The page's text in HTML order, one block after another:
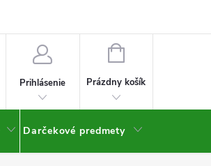
Prihlásenie
NÁKUPNÝ
Prázdny košík
Darčekové predmety